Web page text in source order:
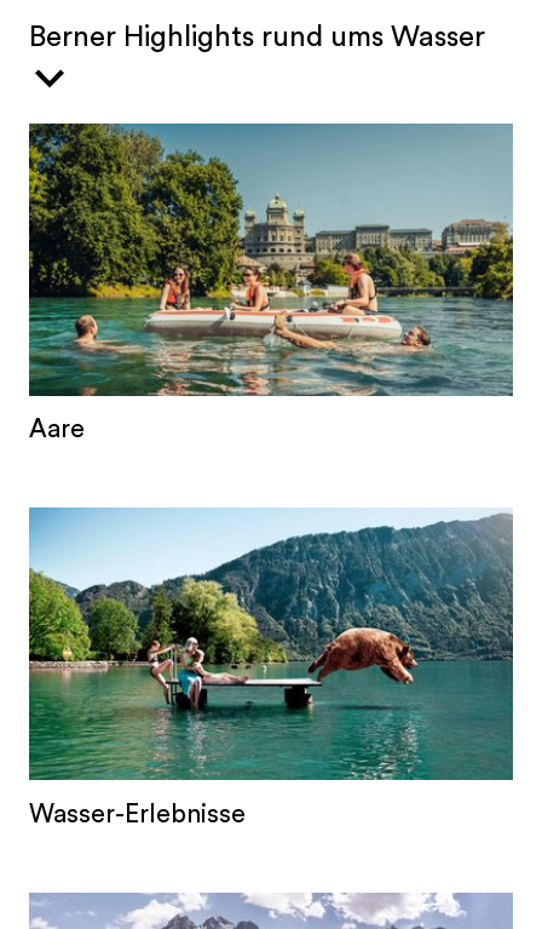
Kanton Bern und durchfliesst praktisch alle
sechs Gebiete – vom Berner Oberland über
entspringt dem Oberaargletscher in den
östlichen Berner Alpen, durchfliesst den
Brienzer- und Thunersee, führt vorbei an der
Bundesstadt Bern, wird in den Bielersee
geleitet, folgt dem Jurasüdfuss und mündet bei
Koblenz in der Nordwestschweiz in den Rhein.
Spektakulär sind die 1,4 Kilometer lange, aber an
einigen Stellen nur zwei Meter breite
Aareschlucht bei Meiringen und die diversen
bedeutender Energielieferant, sondern auch ein
wichtiges Naherholungsgebiet und Freizeit-
Magnet. Die 27 Kilometer lange, rund 3-stündige
Fahrt im Gummiboot von Thun nach Bern ist bei
BernerInnen sowie internationalen
BesucherInnen ein Hit und gehört zum Sommer
wie der tägliche Sprung ins kühle Nass.
Berner Highlights rund ums Wasser
Aare
Wasser-Erlebnisse